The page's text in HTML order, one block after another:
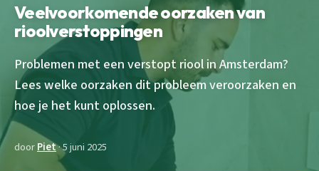
Veelvoorkomende oorzaken van
rioolverstoppingen
Problemen met een verstopt riool in Amsterdam?
Lees welke oorzaken dit probleem veroorzaken en
hoe je het kunt oplossen.
doorPiet· 5 juni 2025